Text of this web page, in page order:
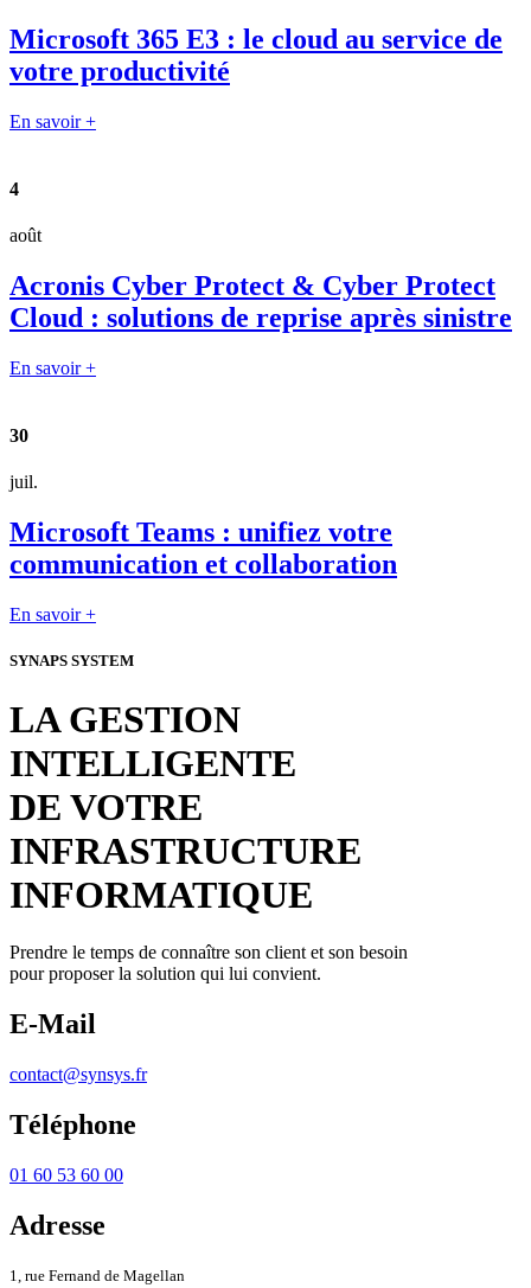
Microsoft 365 E3 : le cloud au service de
votre productivité
En savoir +
4
août
Acronis Cyber Protect & Cyber Protect
Cloud : solutions de reprise après sinistre
En savoir +
30
juil.
Microsoft Teams : unifiez votre
communication et collaboration
En savoir +
SYNAPS SYSTEM
LA GESTION
INTELLIGENTE
DE VOTRE
INFRASTRUCTURE
INFORMATIQUE
Prendre le temps de connaître son client et son besoin
pour proposer la solution qui lui convient.
E-Mail
contact@synsys.fr
Téléphone
01 60 53 60 00
Adresse
1, rue Fernand de Magellan